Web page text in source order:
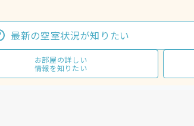
最新の空室状況が知りたい
お部屋の詳しい
情報を知りたい